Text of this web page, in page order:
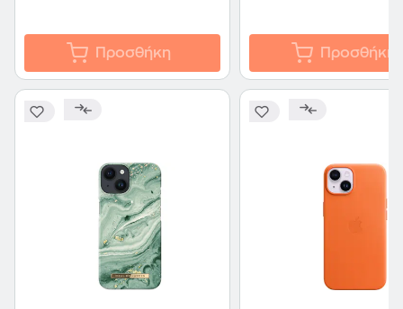
Προσθήκη Προσθήκη